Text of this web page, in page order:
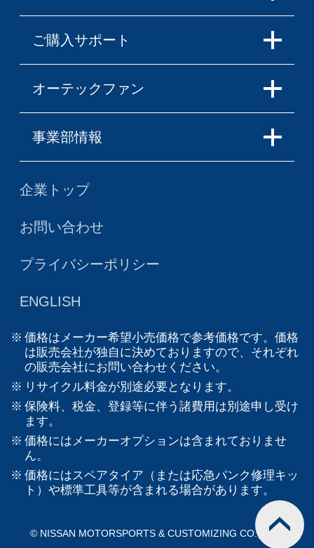
ご購入サポート
オーテックファン
事業部情報
企業トップ
お問い合わせ
プライバシーポリシー
ENGLISH
価格はメーカー希望小売価格で参考価格です。価格
は販売会社が独自に決めておりますので、それぞれ
の販売会社にお問い合わせください。
リサイクル料金が別途必要となります。
保険料、税金、登録等に伴う諸費用は別途申し受け
ます。
価格にはメーカーオプションは含まれておりませ
ん。
価格にはスペアタイア（または応急パンク修理キッ
ト）や標準工具等が含まれる場合があります。
© NISSAN MOTORSPORTS & CUSTOMIZING CO., LTD.